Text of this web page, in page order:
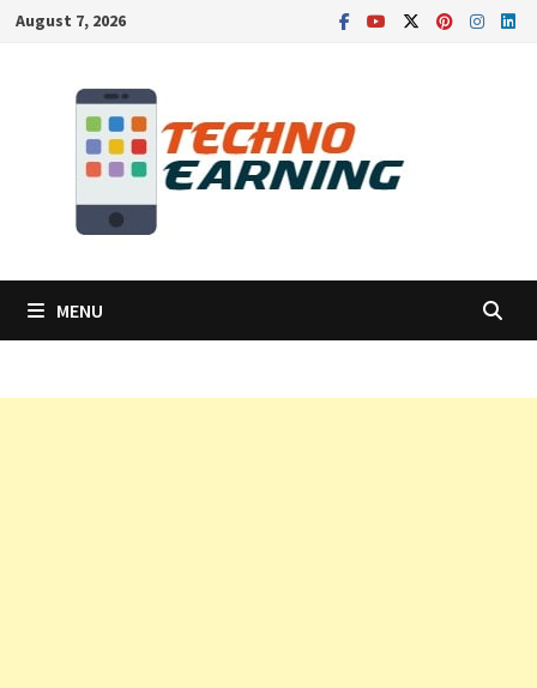
SkipAugust 7, 2026
MENU